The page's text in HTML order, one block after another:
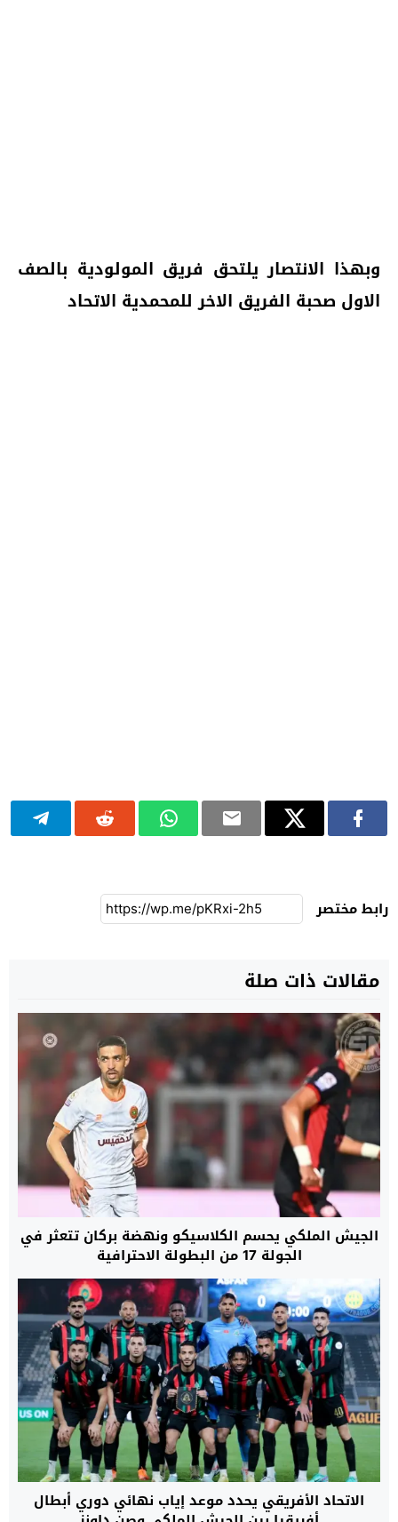
وبهذا الانتصار يلتحق فريق المولودية بالصف
الاول صحبة الفريق الاخر للمحمدية الاتحاد
رابط مختصر
مقالات ذات صلة
الجيش الملكي يحسم الكلاسيكو ونهضة بركان تتعثر في
الجولة 17 من البطولة الاحترافية
الاتحاد الأفريقي يحدد موعد إياب نهائي دوري أبطال